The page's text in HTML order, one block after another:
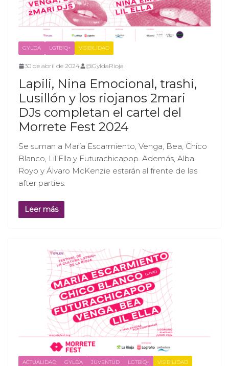
GYLDA LGTBIQ+ VISIBILIDAD
30 de abril de 2024 @GyldaRioja
Lapili, Nina Emocional, trashi,
Lusillón y los riojanos 2mari
DJs completan el cartel del
Morrete Fest 2024
Se suman a María Escarmiento, Venga, Bea, Chico
Blanco, Lil Ella y Futurachicapop. Además, Alba
Royo y Álvaro McKenzie estarán al frente de las
after parties.
Leer más
ACTUALIDAD GYLDA JUVENTUD LGTBIQ+ VISIBILIDAD